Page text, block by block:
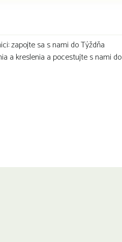
zapojte sa s nami do Týždňa
a kreslenia a pocestujte s nami do